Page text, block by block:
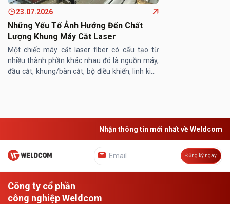
23.07.2026
Những Yếu Tố Ảnh Hướng Đến Chất
Lượng Khung Máy Cắt Laser
Một chiếc máy cắt laser fiber có cấu tạo từ
nhiều thành phần khác nhau đó là nguồn máy,
đầu cắt, khung/bàn cắt, bộ điều khiển, linh kiện
Nhận thông tin mới nhất về Weldcom
Đăng ký ngay
Công ty cổ phần
công nghiệp Weldcom